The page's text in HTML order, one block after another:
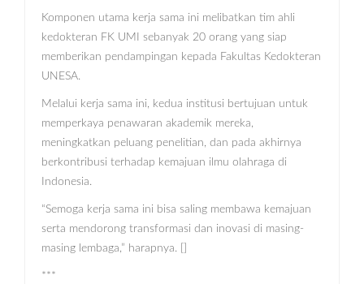
Komponen utama kerja sama ini melibatkan tim ahli
kedokteran FK UMI sebanyak 20 orang yang siap
memberikan pendampingan kepada Fakultas Kedokteran
UNESA.
Melalui kerja sama ini, kedua institusi bertujuan untuk
memperkaya penawaran akademik mereka,
meningkatkan peluang penelitian, dan pada akhirnya
berkontribusi terhadap kemajuan ilmu olahraga di
Indonesia.
“Semoga kerja sama ini bisa saling membawa kemajuan
serta mendorong transformasi dan inovasi di masing-
masing lembaga,” harapnya. []
***